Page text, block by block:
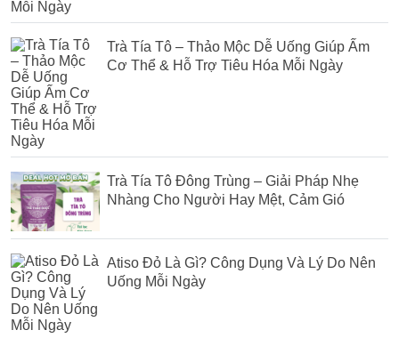
Trà Tía Tô – Thảo Mộc Dễ Uống Giúp Ấm
Cơ Thể & Hỗ Trợ Tiêu Hóa Mỗi Ngày
Trà Tía Tô Đông Trùng – Giải Pháp Nhẹ
Nhàng Cho Người Hay Mệt, Cảm Gió
Atiso Đỏ Là Gì? Công Dụng Và Lý Do Nên
Uống Mỗi Ngày